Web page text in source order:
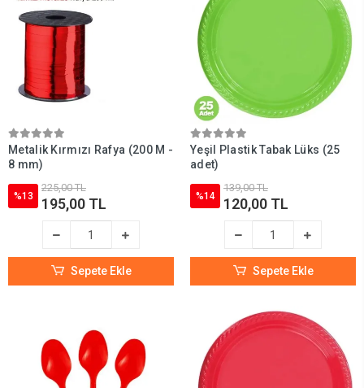
Metalik Kırmızı Rafya (200 M -
8 mm)
%13
225,00 TL
195,00 TL
Sepete Ekle
Yeşil Plastik Tabak Lüks (25
adet)
%14
139,00 TL
120,00 TL
Sepete Ekle